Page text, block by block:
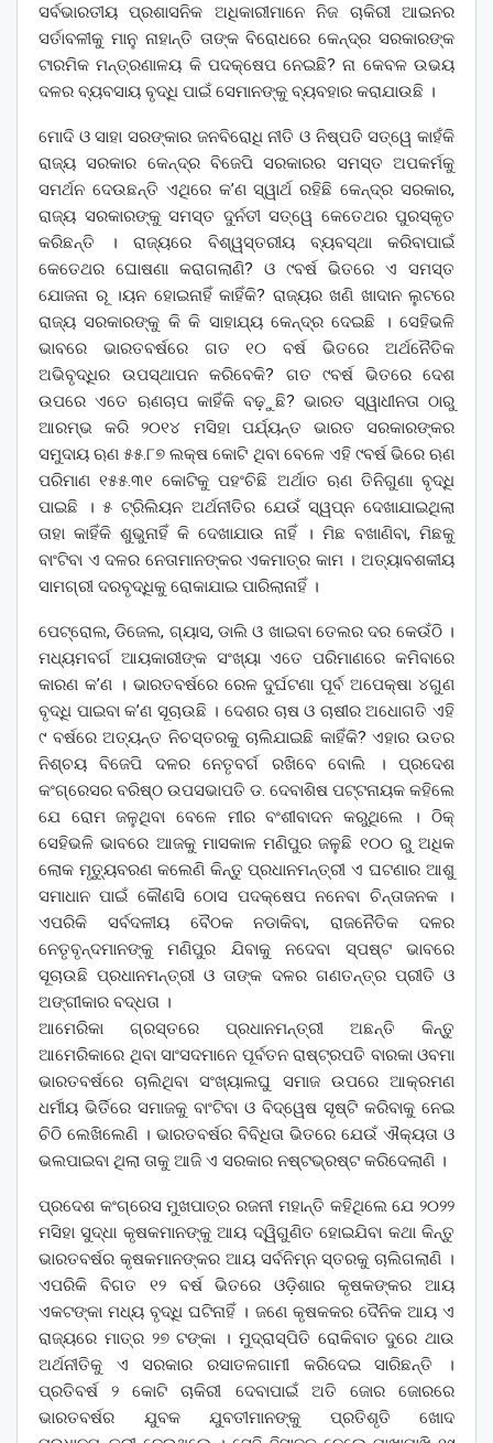
ସର୍ବଭାରତୀୟ ପ୍ରଶାସନିକ ଅଧିକାରୀମାନେ ନିଜ ଚାକିରୀ ଆଇନର
ସର୍ତାବଳୀକୁ ମାନୁ ନାହାନ୍ତି ତାଙ୍କ ବିରୋଧରେ କେନ୍ଦ୍ର ସରକାରଙ୍କ
ଟାରମିକ ମନ୍ତ୍ରଣାଳୟ କି ପଦକ୍ଷେପ ନେଇଛି? ନା କେବଳ ଉଭୟ
ଦଳର ବ୍ୟବସାୟ ବୃଦ୍ଧି ପାଇଁ ସେମାନଙ୍କୁ ବ୍ୟବହାର କରାଯାଉଛି ।
ମୋଦି ଓ ସାହା ସରଙ୍କାର ଜନବିରୋଧି ନୀତି ଓ ନିଷ୍ପତି ସତ୍ୱେ କାହଁକି
ରାଜ୍ୟ ସରକାର କେନ୍ଦ୍ର ବିଜେପି ସରକାରର ସମସ୍ତ ଅପକର୍ମକୁ
ସମର୍ଥନ ଦେଉଛନ୍ତି ଏଥିରେ କ’ଣ ସ୍ୱାର୍ଥ ରହିଛି କେନ୍ଦ୍ର ସରକାର,
ରାଜ୍ୟ ସରକାରଙ୍କୁ ସମସ୍ତ ଦୁର୍ନତୀ ସତ୍ୱେ କେତେଥର ପୁରସ୍କୃତ
କରିଛନ୍ତି । ରାଜ୍ୟରେ ବିଶ୍ୱସ୍ତରୀୟ ବ୍ୟବସ୍ଥା କରିବାପାଇଁ
କେତେଥର ଘୋଷଣା କରାଗଲାଣି? ଓ ୯ବର୍ଷ ଭିତରେ ଏ ସମସ୍ତ
ଯୋଜନା ରୂ ।ୟନ ହୋଇନାହିଁ କାହିଁକି? ରାଜ୍ୟର ଖଣି ଖାଦାନ ଲୁଟରେ
ରାଜ୍ୟ ସରକାରଙ୍କୁ କି କି ସାହାଯ୍ୟ କେନ୍ଦ୍ର ଦେଇଛି । ସେହିଭଳି
ଭାବରେ ଭାରତବର୍ଷରେ ଗତ ୧୦ ବର୍ଷ ଭିତରେ ଅର୍ଥନୈତିକ
ଅଭିବୃଦ୍ଧିର ଉପସ୍ଥାପନ କରିବେକି? ଗତ ୯ବର୍ଷ ଭିତରେ ଦେଶ
ଉପରେ ଏତେ ଋଣଚାପ କାହିଁକି ବଢ଼ୁଛି? ଭାରତ ସ୍ୱାଧୀନତା ଠାରୁ
ଆରମ୍ଭ କରି ୨୦୧୪ ମସିହା ପର୍ଯ୍ୟନ୍ତ ଭାରତ ସରକାରଙ୍କର
ସମୁଦାୟ ଋଣ ୫୫.୮୭ ଲକ୍ଷ କୋଟି ଥିବା ବେଳେ ଏହି ୯ବର୍ଷ ଭିରେ ଋଣ
ପରିମାଣ ୧୫୫.୩୧ କୋଟିକୁ ପହଂଚିଛି ଅର୍ଥାତ ଋଣ ତିନିଗୁଣା ବୃଦ୍ଧି
ପାଇଛି । ୫ ଟ୍ରିଲିୟନ ଅର୍ଥନୀତିର ଯେଉଁ ସ୍ୱପ୍ନ ଦେଖାଯାଇଥିଲା
ତାହା କାହିଁକି ଶୁଭୁନାହିଁ କି ଦେଖାଯାଉ ନାହିଁ । ମିଛ ବଖାଣିବା, ମିଛକୁ
ବାଂଟିବା ଏ ଦଳର ନେତାମାନଙ୍କର ଏକମାତ୍ର କାମ । ଅତ୍ୟାବଶକୀୟ
ସାମଗ୍ରୀ ଦରବୃଦ୍ଧିକୁ ରୋକାଯାଇ ପାରିଲାନାହିଁ ।
ପେଟ୍ରୋଲ, ଡିଜେଲ, ଗ୍ୟାସ, ଡାଲି ଓ ଖାଇବା ତେଲର ଦର କେଉଁଠି ।
ମଧ୍ୟମବର୍ଗ ଆୟକାରୀଙ୍କ ସଂଖ୍ୟା ଏତେ ପରିମାଣରେ କମିବାରେ
କାରଣ କ’ଣ । ଭାରତବର୍ଷରେ ରେଳ ଦୁର୍ଘଟଣା ପୂର୍ବ ଅପେକ୍ଷା ୪ଗୁଣ
ବୃଦ୍ଧି ପାଇବା କ’ଣ ସୂଚାଉଛି । ଦେଶର ଚାଷ ଓ ଚାଷୀର ଅଧୋଗତି ଏହି
୯ ବର୍ଷରେ ଅତ୍ୟନ୍ତ ନିଚସ୍ତରକୁ ଚାଲିଯାଇଛି କାହିଁକି? ଏହାର ଉତର
ନିଶ୍ଚୟ ବିଜେପି ଦଳର ନେତୃବର୍ଗ ରଖିବେ ବୋଲି । ପ୍ରଦେଶ
କଂଗ୍ରେସର ବରିଷ୍ଠ ଉପସଭାପତି ଡ. ଦେବାଶିଷ ପଟ୍ଟନାୟକ କହିଲେ
ଯେ ରୋମ ଜଳୁଥିବା ବେଳେ ମୀର ବଂଶୀବାଦନ କରୁଥିଲେ । ଠିକ୍
ସେହିଭଳି ଭାବରେ ଆଜକୁ ମାସକାଳ ମଣିପୁର ଜଳୁଛି ୧୦୦ ରୁ ଅଧିକ
ଲୋକ ମୃତ୍ୟୁବରଣ କଲେଣି କିନ୍ତୁ ପ୍ରଧାନମନ୍ତ୍ରୀ ଏ ଘଟଣାର ଆଶୁ
ସମାଧାନ ପାଇଁ କୌଣସି ଠୋସ ପଦକ୍ଷେପ ନନେବା ଚିନ୍ତାଜନକ ।
ଏପରିକି ସର୍ବଦଳୀୟ ବୈଠକ ନଡାକିବା, ରାଜନୈତିକ ଦଳର
ନେତୃବୃନ୍ଦମାନଙ୍କୁ ମଣିପୁର ଯିବାକୁ ନଦେବା ସ୍ପଷ୍ଟ ଭାବରେ
ସୂଚାଉଛି ପ୍ରଧାନମନ୍ତ୍ରୀ ଓ ତାଙ୍କ ଦଳର ଗଣତନ୍ତ୍ର ପ୍ରୀତି ଓ
ଅଙ୍ଗୀକାର ବଦ୍ଧତା ।
ଆମେରିକା ଗ୍ରସ୍ତରେ ପ୍ରଧାନମନ୍ତ୍ରୀ ଅଛନ୍ତି କିନ୍ତୁ
ଆମେରିକାରେ ଥିବା ସାଂସଦମାନେ ପୂର୍ବତନ ରାଷ୍ଟ୍ରପତି ବାରକା ଓବମା
ଭାରତବର୍ଷରେ ଚାଲିଥିବା ସଂଖ୍ୟାଲଘୁ ସମାଜ ଉପରେ ଆକ୍ରମଣ
ଧର୍ମୀୟ ଭିର୍ତିରେ ସମାଜକୁ ବାଂଟିବା ଓ ବିଦ୍ୱେଷ ସୃଷ୍ଟି କରିବାକୁ ନେଇ
ଚିଠି ଲେଖିଲେଣି । ଭାରତବର୍ଷର ବିବିଧିତା ଭିତରେ ଯେଉଁ ଐକ୍ୟତା ଓ
ଭଲପାଇବା ଥିଲା ତାକୁ ଆଜି ଏ ସରକାର ନଷ୍ଟଭ୍ରଷ୍ଟ କରିଦେଲାଣି ।
ପ୍ରଦେଶ କଂଗ୍ରେସ ମୁଖପାତ୍ର ରଜନୀ ମହାନ୍ତି କହିଥିଲେ ଯେ ୨୦୨୨
ମସିହା ସୁଦ୍ଧା କୃଷକମାନଙ୍କୁ ଆୟ ଦ୍ୱିଗୁଣିତ ହୋଇଯିବା କଥା କିନ୍ତୁ
ଭାରତବର୍ଷର କୃଷକମାନଙ୍କର ଆୟ ସର୍ବନିମ୍ନ ସ୍ତରକୁ ଚାଲିଗଲାଣି ।
ଏପରିକି ବିଗତ ୧୨ ବର୍ଷ ଭିତରେ ଓଡ଼ିଶାର କୃଷକଙ୍କର ଆୟ
ଏକଟଙ୍କା ମଧ୍ୟ ବୃଦ୍ଧି ଘଟିନାହିଁ । ଜଣେ କୃଷକକର ଦୈନିକ ଆୟ ଏ
ରାଜ୍ୟରେ ମାତ୍ର ୨୭ ଟଙ୍କା । ମୁଦ୍ରାସ୍ପିତି ରୋକିବାତ ଦୁରେ ଥାଉ
ଅର୍ଥନୀତିକୁ ଏ ସରକାର ରସାତଳଗାମୀ କରିଦେଇ ସାରିଛନ୍ତି ।
ପ୍ରତିବର୍ଷ ୨ କୋଟି ଚାକିରୀ ଦେବାପାଇଁ ଅତି ଜୋର ଜୋରରେ
ଭାରତବର୍ଷର ଯୁବକ ଯୁବତୀମାନଙ୍କୁ ପ୍ରତିଶୃତି ଖୋଦ